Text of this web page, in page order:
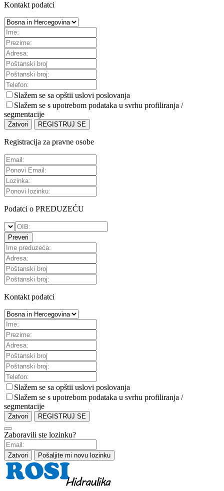
Kontakt podatci
Slažem se sa opštii uslovi poslovanja
Slažem se s upotrebom podataka u svrhu profiliranja /
segmentacije
Zatvori REGISTRUJ SE
Registracija za pravne osobe
Podatci o PREDUZEĆU
Preveri
Kontakt podatci
Slažem se sa opštii uslovi poslovanja
Slažem se s upotrebom podataka u svrhu profiliranja /
segmentacije
Zatvori REGISTRUJ SE
Zaboravili ste lozinku?
Zatvori Pošaljite mi novu lozinku